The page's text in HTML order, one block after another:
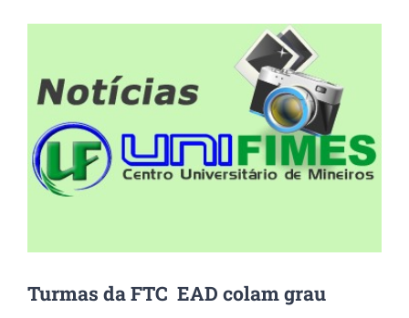
Turmas da FTC  EAD colam grau